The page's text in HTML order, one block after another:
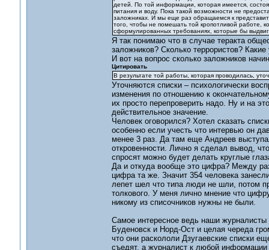
детей. По той информации, которая имеется,
питания и воду. Пока такой возможности не
заложниках. И мы еще раз обращаемся к
того, чтобы не помешать той кропотливой работе,
сформулированных требованиях, которые бы
Я так понимаю что в случае теракта
заложников? Сколько террористов? Какие
И вот на вопрос сколько заложников
Цитировать
В результате той работы, которая проводилась,
Уточняются списки – психологически
изменения по отношению к
их просто перепроверить надо. Ну и на
действительное значение.
Человек оговорился? Хотел сказать
особенно если учесть что интервью он
менее 3 раз. Да там еще Андреев
откровенности. Лично я сделал вывод,
спросят можно будет делать круглые
Да и откуда вообще это цифра? Между
цифра та же. Значит 354 человека
лепет шел что типа люди не шли, потом
толкового. У меня лично мнение что
никому из списочников нужны не были.
Самое интересное ведь наши
Буденовск и Норд-Ост и целая череда
что они раскололи Дзугаевские списки
съедят, а журналист к любой информации